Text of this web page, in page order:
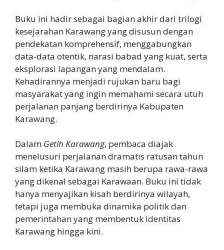
Buku ini hadir sebagai bagian akhir dari trilogi
kesejarahan Karawang yang disusun dengan
pendekatan komprehensif, menggabungkan
data-data otentik, narasi babad yang kuat, serta
eksplorasi lapangan yang mendalam.
Kehadirannya menjadi rujukan baru bagi
masyarakat yang ingin memahami secara utuh
perjalanan panjang berdirinya Kabupaten
Karawang.
Dalam Getih Karawang, pembaca diajak
menelusuri perjalanan dramatis ratusan tahun
silam ketika Karawang masih berupa rawa-rawa
yang dikenal sebagai Karawaan. Buku ini tidak
hanya menyajikan kisah berdirinya wilayah,
tetapi juga membuka dinamika politik dan
pemerintahan yang membentuk identitas
Karawang hingga kini.